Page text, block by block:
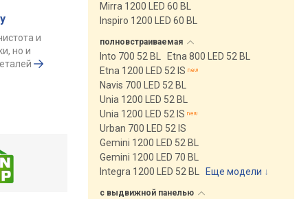
и
но и
Mirra 1200 LED 60 BL
Inspiro 1200 LED 60 BL
полновстраиваемая
Into 700 52 BL
Etna 800 LED 52 BL
Etna 1200 LED 52 IS
Navis 700 LED 52 BL
Unia 1200 LED 52 BL
Unia 1200 LED 52 IS
Urban 700 LED 52 IS
Gemini 1200 LED 52 BL
Gemini 1200 LED 70 BL
Integra 1200 LED 52 BL
Еще модели ↓
с выдвижной панелью